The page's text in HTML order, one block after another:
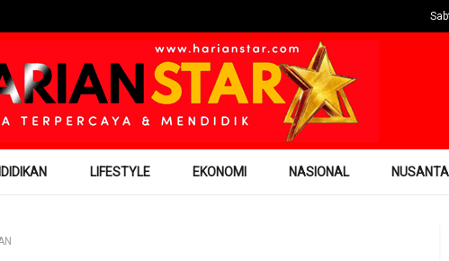
LIFESTYLE EKONOMI NASIONAL